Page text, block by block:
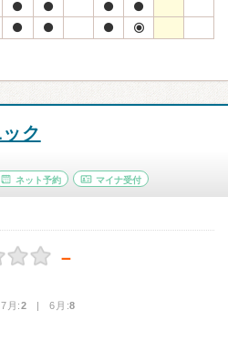
ク
ネット予約 マイナ受付
－
月:2 | 6月:8